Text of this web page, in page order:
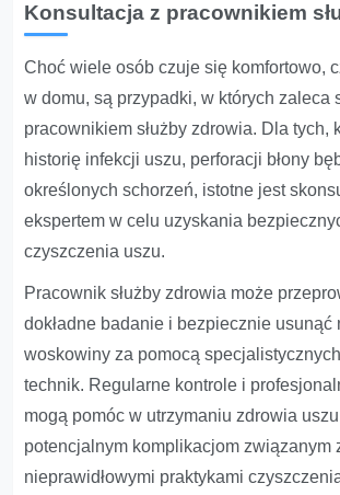
Konsultacja z pracownikiem
Choć wiele osób czuje się komfortowo,
w domu, są przypadki, w których zaleca
pracownikiem służby zdrowia. Dla tych,
historię infekcji uszu, perforacji błony
określonych schorzeń, istotne jest
ekspertem w celu uzyskania
czyszczenia uszu.
Pracownik służby zdrowia może
dokładne badanie i bezpiecznie usunąć
woskowiny za pomocą
technik. Regularne kontrole i
mogą pomóc w utrzymaniu zdrowia
potencjalnym komplikacjom związanym
nieprawidłowymi praktykami